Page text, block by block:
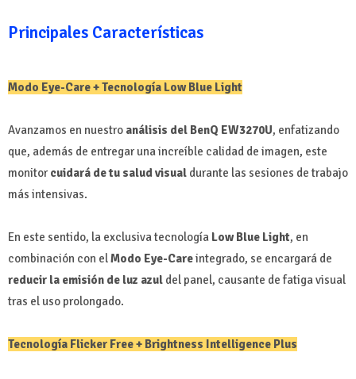
Principales Características
Modo Eye-Care + Tecnología Low Blue Light
Avanzamos en nuestro análisis del BenQ EW3270U, enfatizando
que, además de entregar una increíble calidad de imagen, este
monitor cuidará de tu salud visual durante las sesiones de trabajo
más intensivas.
En este sentido, la exclusiva tecnología Low Blue Light, en
combinación con elModo Eye-Careintegrado, se encargará de
reducir la emisión de luz azul del panel, causante de fatiga visual
tras el uso prolongado.
Tecnología Flicker Free + Brightness Intelligence Plus